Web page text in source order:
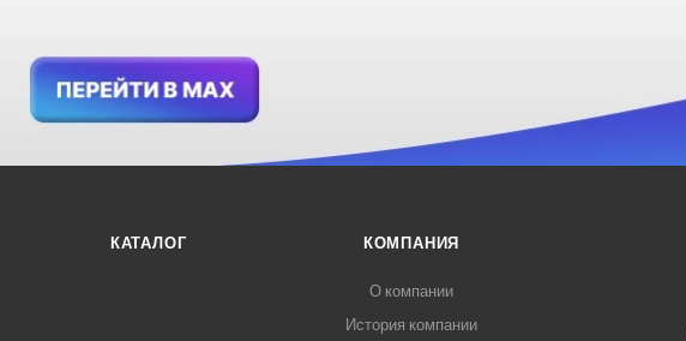
КАТАЛОГ КОМПАНИЯ
О компании
История компании